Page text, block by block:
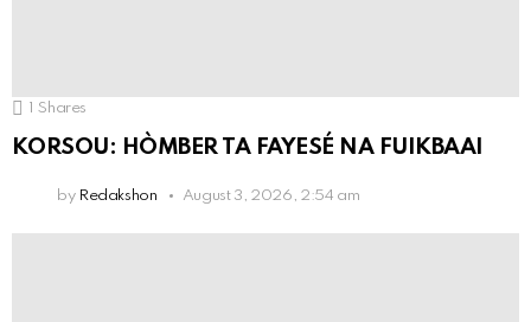
1 Shares
KORSOU: HÒMBER TA FAYESÉ NA FUIKBAAI
by Redakshon August 3, 2026, 2:54 am